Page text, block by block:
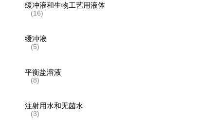
缓冲液和生物工艺用液体
(16)
缓冲液
(5)
平衡盐溶液
(8)
注射用水和无菌水
(3)